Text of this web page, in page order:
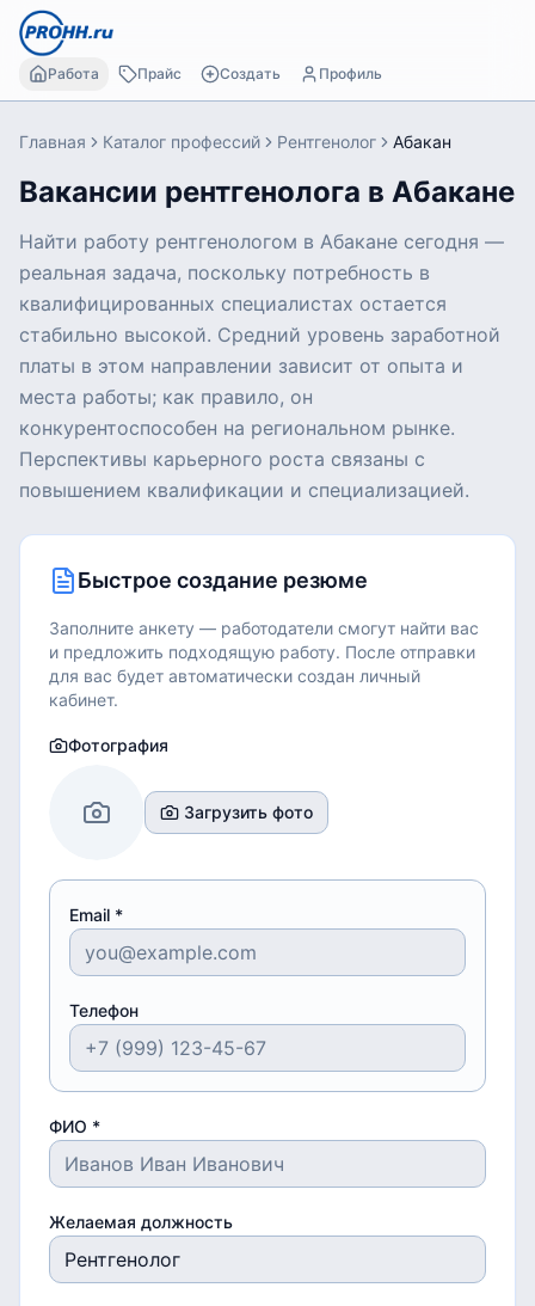
Работа Прайс Создать Профиль
Главная Каталог профессий Рентгенолог Абакан
Вакансии рентгенолога в Абакане
Найти работу рентгенологом в Абакане сегодня —
реальная задача, поскольку потребность в
квалифицированных специалистах остается
стабильно высокой. Средний уровень заработной
платы в этом направлении зависит от опыта и
места работы; как правило, он
конкурентоспособен на региональном рынке.
Перспективы карьерного роста связаны с
повышением квалификации и специализацией.
Быстрое создание резюме
Заполните анкету — работодатели смогут найти вас
и предложить подходящую работу. После отправки
для вас будет автоматически создан личный
кабинет.
Фотография
Загрузить фото
Email *
Телефон
ФИО *
Желаемая должность